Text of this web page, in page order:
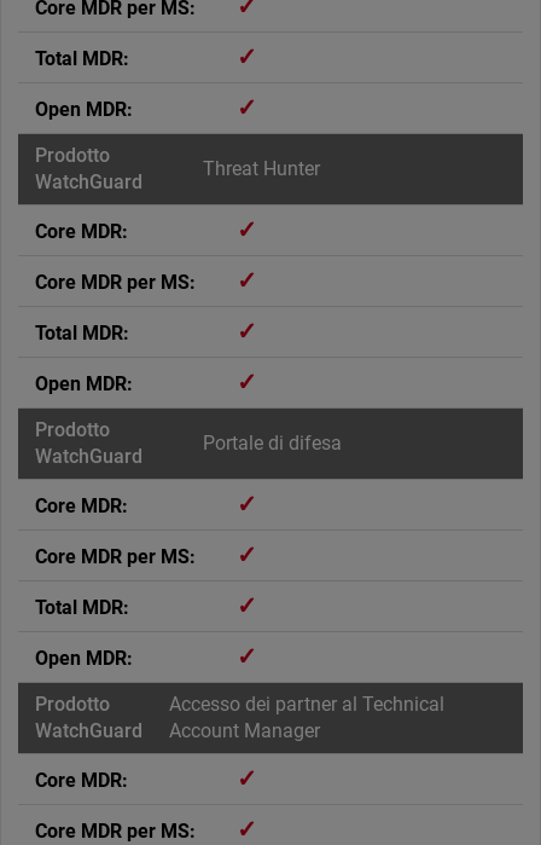
✓
✓
✓
Threat Hunter
✓
✓
✓
✓
Portale di difesa
✓
✓
✓
✓
Accesso dei partner al Technical
Account Manager
✓
✓